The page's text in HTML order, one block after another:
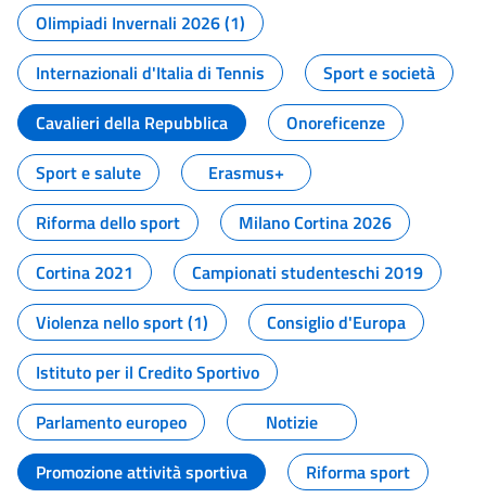
Olimpiadi Invernali 2026 (1)
Internazionali d'Italia di Tennis
Sport e società
Cavalieri della Repubblica
Onoreficenze
Sport e salute
Erasmus+
Riforma dello sport
Milano Cortina 2026
Cortina 2021
Campionati studenteschi 2019
Violenza nello sport (1)
Consiglio d'Europa
Istituto per il Credito Sportivo
Parlamento europeo
Notizie
Promozione attività sportiva
Riforma sport